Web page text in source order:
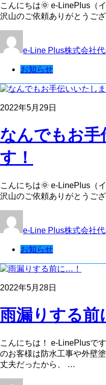
こんにちは🌞 e-LinePlus（
沢山のご依頼ありがとうご
e-Line Plus株式会社
お知らせ
2022年5月29日
なんでもお手
す！
こんにちは🌞 e-LinePlus（
沢山のご依頼ありがとうご
e-Line Plus株式会社
お知らせ
2022年5月28日
雨漏りする前
こんにちは！ e-LinePlusで
のお客様は防水工事や外壁
丈夫だったから、 …